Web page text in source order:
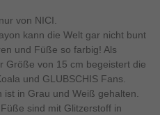
von NICI.
kann die Welt gar nicht bunt
und Füße so farbig! Als
Größe von 15 cm begeistert die
und GLUBSCHIS Fans.
ist in Grau und Weiß gehalten.
sind mit Glitzerstoff in